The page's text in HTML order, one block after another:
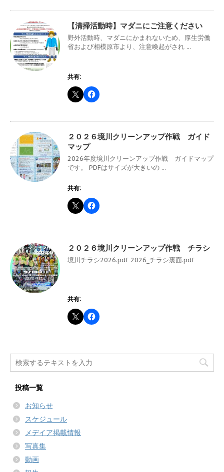
【清掃活動時】マダニにご注意ください
野外活動時、マダニにかまれないため、厚生労働
省および相模原市より、注意喚起がされ ...
共有:
２０２６境川クリーンアップ作戦 ガイド
マップ
2026年度境川クリーンアップ作戦 ガイドマップ
です。 PDFはサイズが大きいの ...
共有:
２０２６境川クリーンアップ作戦 チラシ
境川チラシ2026.pdf 2026_チラシ裏面.pdf
共有:
投稿一覧
お知らせ
スケジュール
メデイア掲載情報
写真集
動画